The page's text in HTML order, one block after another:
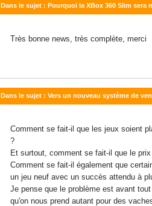
Dans le sujet : Pourquoi la XBox 360 Slim sera
Très bonne news, très complète, merci
Dans le sujet : Vers un nouveau système de
Comment se fait-il que les jeux soient
?
Et surtout, comment se fait-il que le
Comment se fait-il également que
un jeu neuf avec un succès attendu à
Je pense que le problème est avant
qu'on nous prend autant pour des